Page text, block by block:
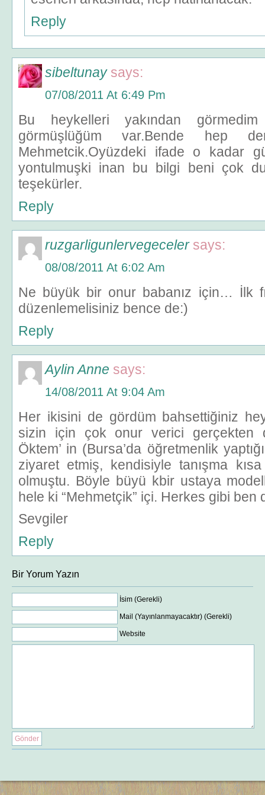
Reply
sibeltunay says:
07/08/2011 At 6:49 Pm
Bu heykelleri yakından
görmüşlüğüm var.Bende hep
Mehmetcik.Oyüzdeki ifade o kadar
yontulmuşki inan bu bilgi beni çok
teşekürler.
Reply
ruzgarligunlervegeceler says:
08/08/2011 At 6:02 Am
Ne büyük bir onur babanız için… İlk
düzenlemelisiniz bence de:)
Reply
Aylin Anne says:
14/08/2011 At 9:04 Am
Her ikisini de gördüm bahsettiğiniz
sizin için çok onur verici gerçekten
Öktem’ in (Bursa’da öğretmenlik
ziyaret etmiş, kendisiyle tanışma
olmuştu. Böyle büyü kbir ustaya
hele ki “Mehmetçik” içi. Herkes gibi ben
Sevgiler
Reply
Bir Yorum Yazın
İsim (Gerekli)
Mail (Yayınlanmayacaktır) (Gerekli)
Website